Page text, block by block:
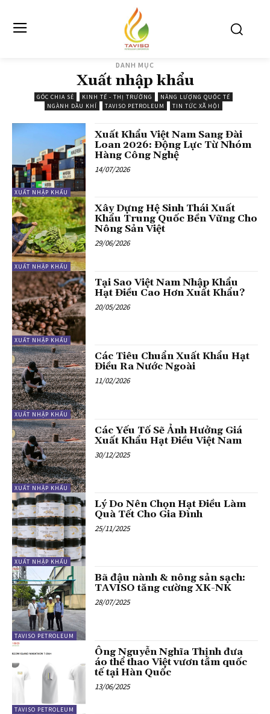
DANH MỤC
Xuất nhập khẩu
GÓC CHIA SẺ KINH TẾ - THỊ TRƯỜNG
NĂNG LƯỢNG QUỐC TẾ
NGÀNH DẦU KHÍ
TAVISO PETROLEUM TIN TỨC XÃ HỘI
XUẤT NHẬP KHẨU
Xuất Khẩu Việt Nam Sang Đài
Loan 2026: Động Lực Từ Nhóm
Hàng Công Nghệ
14/07/2026
XUẤT NHẬP KHẨU
Xây Dựng Hệ Sinh Thái Xuất
Khẩu Trung Quốc Bền Vững Cho
Nông Sản Việt
29/06/2026
XUẤT NHẬP KHẨU
Tại Sao Việt Nam Nhập Khẩu
Hạt Điều Cao Hơn Xuất Khẩu?
20/05/2026
XUẤT NHẬP KHẨU
Các Tiêu Chuẩn Xuất Khẩu Hạt
Điều Ra Nước Ngoài
11/02/2026
XUẤT NHẬP KHẨU
Các Yếu Tố Sẽ Ảnh Hưởng Giá
Xuất Khẩu Hạt Điều Việt Nam
30/12/2025
XUẤT NHẬP KHẨU
Lý Do Nên Chọn Hạt Điều Làm
Quà Tết Cho Gia Đình
25/11/2025
TAVISO PETROLEUM
Bã đậu nành & nông sản sạch:
TAVISO tăng cường XK-NK
28/07/2025
TAVISO PETROLEUM
Ông Nguyễn Nghĩa Thịnh đưa
áo thể thao Việt vươn tầm quốc
tế tại Hàn Quốc
13/06/2025